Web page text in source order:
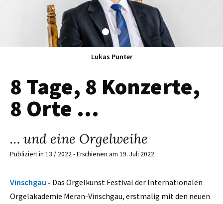
Lukas Punter
8 Tage, 8 Konzerte,
8 Orte …
… und eine Orgelweihe
Publiziert in 13 / 2022 - Erschienen am 19. Juli 2022
Vinschgau - Das Orgelkunst Festival der Internationalen
Orgelakademie Meran-Vinschgau, erstmalig mit den neuen